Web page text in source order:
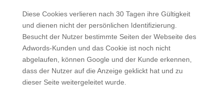
Diese Cookies verlieren nach 30 Tagen ihre Gültigkeit
und dienen nicht der persönlichen Identifizierung.
Besucht der Nutzer bestimmte Seiten der Webseite des
Adwords-Kunden und das Cookie ist noch nicht
abgelaufen, können Google und der Kunde erkennen,
dass der Nutzer auf die Anzeige geklickt hat und zu
dieser Seite weitergeleitet wurde.